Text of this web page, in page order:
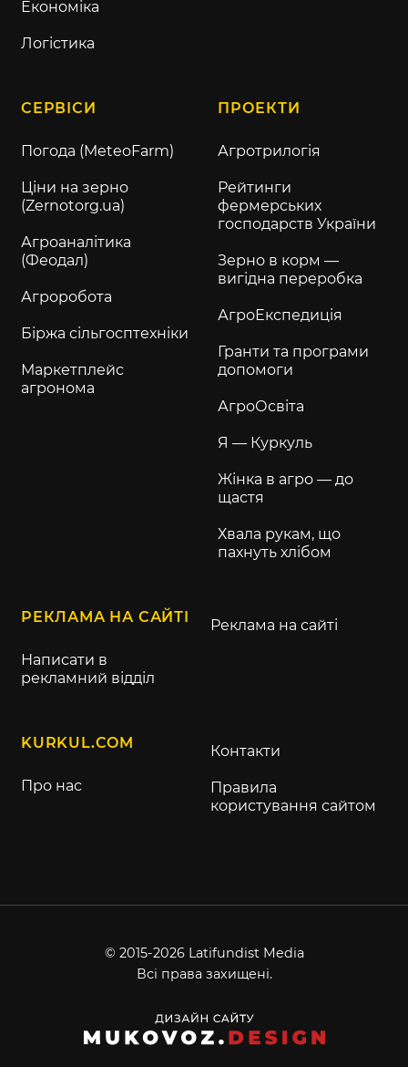
Економіка
Логістика
СЕРВІСИ
Погода (MeteoFarm)
Ціни на зерно
(Zernotorg.ua)
Агроаналітика
(Феодал)
Агроробота
Біржа сільгосптехніки
Маркетплейс
агронома
ПРОЕКТИ
Агротрилогія
Рейтинги
фермерських
господарств України
Зерно в корм —
вигідна переробка
АгроЕкспедиція
Гранти та програми
допомоги
АгроОсвіта
Я — Куркуль
Жінка в агро — до
щастя
Хвала рукам, що
пахнуть хлібом
РЕКЛАМА НА САЙТІ
Написати в
рекламний відділ
Реклама на сайті
KURKUL.COM
Про нас
Контакти
Правила
користування сайтом
© 2015-2026 Latifundist Media
Всі права захищені.